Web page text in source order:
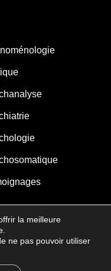
– La Gouberdière
Blagny
la meilleure
ne pas pouvoir utiliser